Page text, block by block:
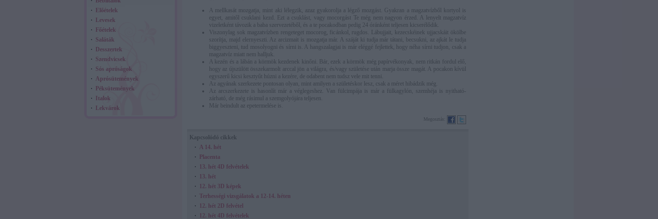
A mellkasát mozgatja, mint aki lélegzik, azaz gyakorolja a légző mozgást. Gyakran a magzatvízből kortyol is
egyet, amitől csuklani kezd. Ezt a csuklást, vagy mocorgást Te még nem nagyon érzed. A lenyelt magzatvíz
vizeletként távozik a baba szervezetéből, és a te pocakodban pedig 24 óránként teljesen kicserélődik.
Viszonylag sok magzatvízben rengeteget mocorog, ficánkol, rugdos. Lábujjait, kezecskéinek ujjacskáit ökölbe
szorítja, majd elernyeszti. Az arcizmait is mozgatja már. A száját ki tudja már tátani, becsukni, az ajkát le tudja
biggyeszteni, tud mosolyogni és sírni is. A hangszalagjai is már eléggé fejlettek, hogy néha sírni tudjon, csak a
magzatvíz miatt nem halljuk.
A kezén és a lábán a körmök kezdenek kinőni. Bár, ezek a körmök még papírvékonyak, nem ritkán fordul elő,
hogy az újszülött összekarmolt arccal jön a világra, és/vagy születése után marja össze magát. A pocakon kívül
egyszerű kicsi kesztyűt húzni a kezére, de odabent nem tudsz vele mit tenni.
Az agyának szerkezete pontosan olyan, mint amilyen a születéskor lesz, csak a méret hibádzik még.
Az arcszerkezete is hasonlít már a véglegeshez. Van fülcimpája is már a fülkagylón, szemhéja is nyitható-
zárható, de még rásimul a szemgolyójára teljesen.
Már beindult az epetermelése is.
Megosztás:
Kapcsolódó cikkek
A 14. hét
Placenta
13. hét 4D felvételek
13. hét
12. hét 3D képek
Terhességi vizsgálatok a 12-14. héten
12. hét 2D felvétel
12. hét 4D felvételek
Előételek
Levesek
Főételek
Saláták
Desszertek
Szendvicsek
Sós apróságok
Aprósütemények
Péksütemények
Italok
Lekvárok